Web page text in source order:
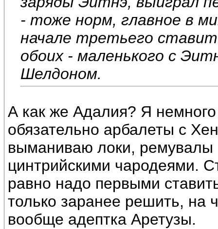
- тоже норм, главное в
начале третьего
обоих - маленького с
Шелдоном.
А как же Адалия? Я
обязательно арбалеты с
выманиваю локи, ремувалы
цинтрийскими чародеями.
равно надо первыми
только заранее решить, на
вообще адептка Аретузы.